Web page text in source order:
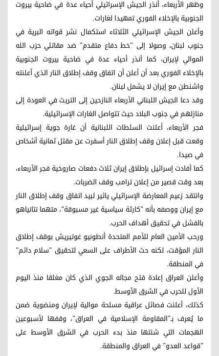
وظهر الأربعاء، أنذر الجيش الإسرائيلي أحياء عدة في ضاحية بيروت
الجنوبية بالإخلاء الفوري تمهيدا لغارات.
وأعلن الجيش الإسرائيلي الثلاثاء استكمال نشر قواته البرية في
جنوب لبنان، وصولا إلى "خط دفاع متقدم" ضد مقاتلي حزب الله
الموالي لإيران، كما أنذر أحياء عدة في ضاحية بيروت الجنوبية
بالإخلاء الفوري بعد أن أعلن أن اتفاق وقف إطلاق النار الذي أعلنته
واشنطن مع إيران لا يشمل لبنان.
وقد دعا الجيش اللبناني الأربعاء النازحين إلى التريث في العودة إلى
منازلهم في جنوب البلاد حيث تتواصل الغارات الإسرائيلية.
فجر الأربعاء، أعلنت السلطات اللبنانية أن غارة جوية إسرائيلية
وقعت قبل إعلان وقف إطلاق النار أسفرت عن مقتل ثمانية أشخاص
في صيدا.
كما أفادت إسرائيل بإطلاق إيران ثلاث دفعات صاروخية فجر الأربعاء،
بعد وقت قصير من إعلان ترامب وقف الضربات.
وانتقد زعيم المعارضة الإسرائيلي يائير لبيد اتفاق وقف إطلاق النار
مع إيران ووصفه بأنه "كارثة سياسية غير مسبوقة"، متهما نتانياهو
بالفشل في تحقيق أهداف الحرب.
ورحب الأمين العام للأمم المتحدة أنطونيو غوتيريش بوقف إطلاق
النار المؤقت، لكنه حث الأطراف على السعي لتحقيق "سلام دائم"
في المنطقة.
وأعلن العراق إعادة فتح مجاله الجوي الذي كان مغلقا منذ اليوم
الأول للحرب في الشرق الأوسط.
كذلك، أعلنت فصائل عراقية مسلحة موالية لإيران ومنضوية ضمن
ما يُعرف بـ"المقاومة الإسلامية في العراق"، وقفها لأسبوعين
الهجمات التي شنتها منذ بدء الحرب في الشرق الأوسط على
"قواعد العدو" في العراق والمنطقة.